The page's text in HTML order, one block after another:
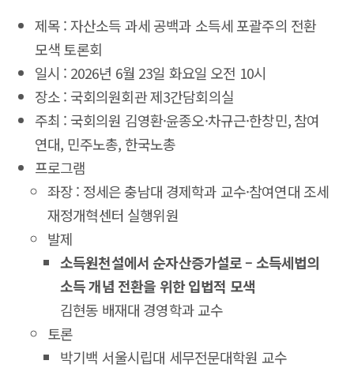
제목 : 자산소득 과세 공백과 소득세 포괄주의 전환
모색 토론회
일시 : 2026년 6월 23일 화요일 오전 10시
장소 : 국회의원회관 제3간담회의실
주최 : 국회의원 김영환·윤종오·차규근·한창민, 참여
연대, 민주노총, 한국노총
프로그램
좌장 : 정세은 충남대 경제학과 교수·참여연대 조세
재정개혁센터 실행위원
발제
소득원천설에서 순자산증가설로 – 소득세법의
소득 개념 전환을 위한 입법적 모색
김현동 배재대 경영학과 교수
토론
박기백 서울시립대 세무전문대학원 교수